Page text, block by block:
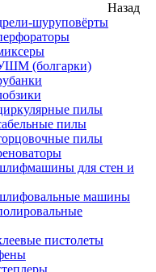
Назад
шуруповёрты
(болгарки)
пилы
пилы
пилы
для стен и
машины
пистолеты